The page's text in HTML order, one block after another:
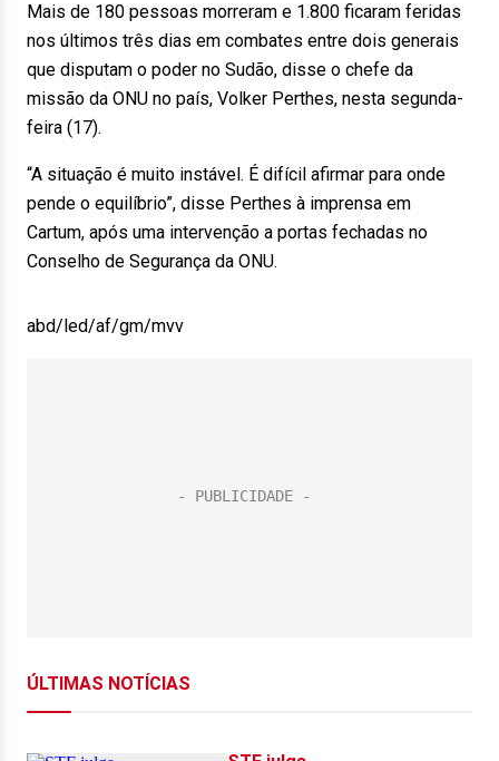
Mais de 180 pessoas morreram e 1.800 ficaram feridas
nos últimos três dias em combates entre dois generais
que disputam o poder no Sudão, disse o chefe da
missão da ONU no país, Volker Perthes, nesta segunda-
feira (17).
“A situação é muito instável. É difícil afirmar para onde
pende o equilíbrio”, disse Perthes à imprensa em
Cartum, após uma intervenção a portas fechadas no
Conselho de Segurança da ONU.
abd/led/af/gm/mvv